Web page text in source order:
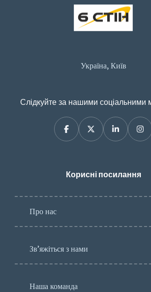
Україна, Київ
Слідкуйте за нашими
Корисні посилання
Про нас
Зв’яжіться з нами
Наша команда